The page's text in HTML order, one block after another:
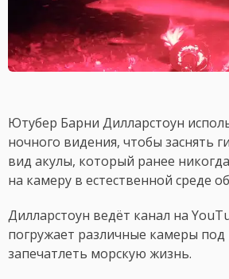
Ютубер Барни Дилларстоун
ночного видения, чтобы заснять
вид акулы, который ранее
на камеру в естественной среде
Дилларстоун ведёт канал на
погружает различные камеры
запечатлеть морскую жизнь.